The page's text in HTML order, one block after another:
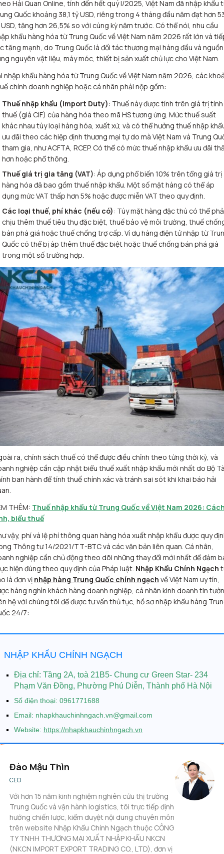
Hải Quan Online, tính đến hết quý I/2025, Việt Nam đã nhập khẩu
Quốc khoảng 38,1 tỷ USD, riêng trong 4 tháng đầu năm đạt hơn
tăng hơn 26,5% so với cùng kỳ năm trước. Có thể nói, nhu cầu
khẩu hàng hóa từ Trung Quốc về Việt Nam năm 2026 rất lớn và
tăng mạnh, do Trung Quốc là đối tác thương mại hàng đầu và nguồn
nguyên vật liệu, máy móc, thiết bị sản xuất chủ lực cho Việt Nam.
nhập khẩu hàng hóa từ Trung Quốc về Việt Nam năm 2026, các
chính doanh nghiệp hoặc cá nhân phải nộp gồm:
Thuế nhập khẩu (Import Duty): Thuế này được tính trên giá trị tính
thuế (giá CIF) của hàng hóa theo mã HS tương ứng. Mức thuế suất
khác nhau tùy loại hàng hóa, xuất xứ, và có thể hưởng thuế nhập
ưu đãi theo các hiệp định thương mại tự do mà Việt Nam và Trung
tham gia, như ACFTA, RCEP. Có thể có mức thuế nhập khẩu ưu đãi
hơn hoặc phổ thông.
Thuế giá trị gia tăng (VAT): Áp dụng phổ biến 10% trên tổng giá trị
hàng hóa đã bao gồm thuế nhập khẩu. Một số mặt hàng có thể áp
dụng mức VAT thấp hơn 5% hoặc được miễn VAT theo quy định.
Các loại thuế, phí khác (nếu có): Tùy mặt hàng đặc thù có thể
chịu thêm thuế tiêu thụ đặc biệt, thuế bảo vệ môi trường, thuế
bán phá giá hoặc thuế chống trợ cấp. Ví dụ hàng điện tử nhập từ
Quốc có thể bị áp thêm thuế đặc biệt hoặc thuế chống bán phá giá
trong một số trường hợp.
ra, chính sách thuế có thể được điều chỉnh theo từng thời kỳ, và
nghiệp cần cập nhật biểu thuế xuất nhập khẩu mới nhất do Bộ
ban hành để tính thuế chính xác và tránh sai sót khi khai báo hải
THÊM: Thuế nhập khẩu từ Trung Quốc về Việt Nam 2026:
biểu thuế
vậy, phí và lệ phí thông quan hàng hóa xuất nhập khẩu được quy
Thông tư 14/2021/TT-BTC và các văn bản liên quan. Cá nhân,
nghiệp cần chủ động theo dõi những thay đổi mới nhất để đảm
hiện đúng theo quy định của Pháp luật. Nhập Khẩu Chính Ngạch
là đơn vị nhập hàng Trung Quốc chính ngạch về Việt Nam uy tín,
hàng nghìn khách hàng doanh nghiệp, cá nhân kinh doanh tin
hệ với chúng tôi để được tư vấn thủ tục, hồ sơ nhập khẩu hàng
24/7:
NHẬP KHẨU CHÍNH NGẠCH
Địa chỉ: Tầng 2A, toà 21B5- Chung cư Green Star- 234
Phạm Văn Đồng, Phường Phú Diễn, Thành phố Hà Nội
Số điện thoại: 0961771688
Email: nhapkhauchinhngach.vn@gmail.com
Website: https://nhapkhauchinhngach.vn
Đào Mậu Thìn
CEO
Với hơn 15 năm kinh nghiệm nghiên cứu thị trường
Trung Quốc và vận hành logistics, tôi trực tiếp định
hướng chiến lược, kiểm duyệt nội dung chuyên môn
trên website Nhập Khẩu Chính Ngạch thuộc CÔNG
TY TNHH THƯƠNG MẠI XUẤT NHẬP KHẨU NKCN
(NKCN IMPORT EXPORT TRADING CO., LTD), đơn vị